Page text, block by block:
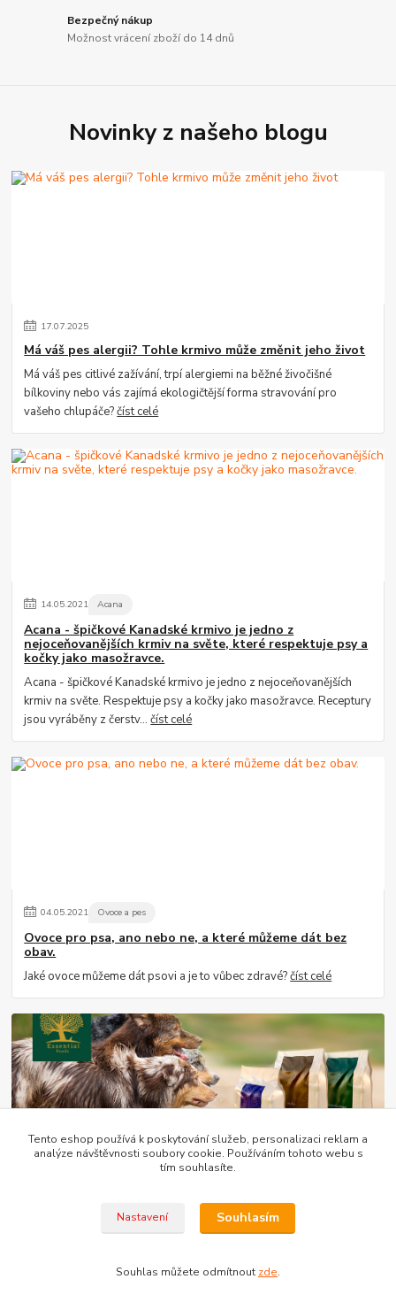
Bezpečný nákup
Možnost vrácení zboží do 14 dnů
Novinky z našeho blogu
17.07.2025
Má váš pes alergii? Tohle krmivo může změnit jeho život
Má váš pes citlivé zažívání, trpí alergiemi na běžné živočišné
bílkoviny nebo vás zajímá ekologičtější forma stravování pro
vašeho chlupáče?číst celé
14.05.2021 Acana
Acana - špičkové Kanadské krmivo je jedno z
nejoceňovanějších krmiv na světe, které respektuje psy a
kočky jako masožravce.
Acana - špičkové Kanadské krmivo je jedno z nejoceňovanějších
krmiv na světe. Respektuje psy a kočky jako masožravce. Receptury
jsou vyráběny z čerstv...číst celé
04.05.2021 Ovoce a pes
Ovoce pro psa, ano nebo ne, a které můžeme dát bez
obav.
Jaké ovoce můžeme dát psovi a je to vůbec zdravé?číst celé
nejnovějších poznatcích ohledně výživy pro Vaše
Tento eshop používá k poskytování služeb, personalizaci reklam a
analýze návštěvnosti soubory cookie. Používáním tohoto webu s
tím souhlasíte.
Nastavení Souhlasím
Souhlas můžete odmítnout zde.